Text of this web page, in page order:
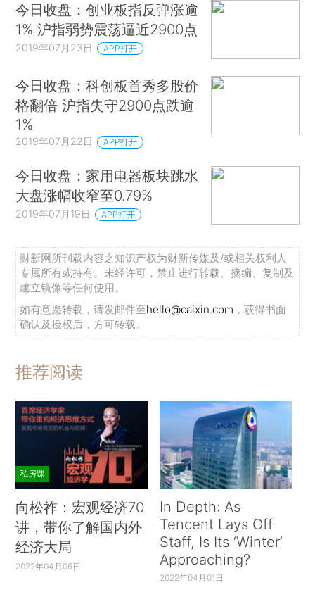
今日收盘：创业板指反弹涨逾
1% 沪指弱势震荡逼近2900点
2019年07月23日 APP打开
今日收盘：科创板首秀多股价
格翻倍 沪指失守2900点跌逾
1%
2019年07月22日 APP打开
今日收盘：家用电器板块跳水
大盘涨幅收窄至0.79%
2019年07月19日 APP打开
财新网所刊载内容之知识产权为财新传媒及/或相关权利人
专属所有或持有。未经许可，禁止进行转载、摘编、复制及
建立镜像等任何使用。
如有意愿转载，请发邮件至hello@caixin.com ，获得书面
确认及授权后，方可转载。
推荐阅读
私房课
向松祚：宏观经济70
讲，带你了解国内外
经济大局
2022年04月06日
In Depth: As
Tencent Lays Off
Staff, Is Its ‘Winter’
Approaching?
2022年04月01日